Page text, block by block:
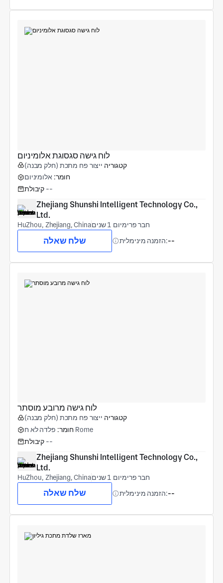
לוח גישה סגסוגת אלומיניום
קטגוריה ייצור פח מתכת (חלק מבנה)
חומר: אלומיניום
קיבולת --
Zhejiang Shunshi Intelligent Technology Co.,
Ltd.
HuZhou, Zhejiang, China חבר פרימיום 1 שנים
שלח שאלה הזמנה מינימלית:--
לוח גישה מרובע מוסתר
קטגוריה ייצור פח מתכת (חלק מבנה)
חומר: פלדה לא ח Rome
קיבולת --
Zhejiang Shunshi Intelligent Technology Co.,
Ltd.
HuZhou, Zhejiang, China חבר פרימיום 1 שנים
שלח שאלה הזמנה מינימלית:--